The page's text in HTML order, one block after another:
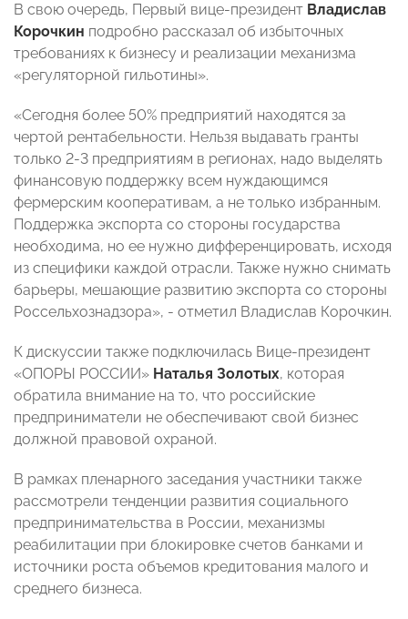
В свою очередь, Первый вице-президент Владислав
Корочкин подробно рассказал об избыточных
требованиях к бизнесу и реализации механизма
«регуляторной гильотины».
«Сегодня более 50% предприятий находятся за
чертой рентабельности. Нельзя выдавать гранты
только 2-3 предприятиям в регионах, надо выделять
финансовую поддержку всем нуждающимся
фермерским кооперативам, а не только избранным.
Поддержка экспорта со стороны государства
необходима, но ее нужно дифференцировать, исходя
из специфики каждой отрасли. Также нужно снимать
барьеры, мешающие развитию экспорта со стороны
Россельхознадзора», - отметил Владислав Корочкин.
К дискуссии также подключилась Вице-президент
«ОПОРЫ РОССИИ» Наталья Золотых, которая
обратила внимание на то, что российские
предприниматели не обеспечивают свой бизнес
должной правовой охраной.
В рамках пленарного заседания участники также
рассмотрели тенденции развития социального
предпринимательства в России, механизмы
реабилитации при блокировке счетов банками и
источники роста объемов кредитования малого и
среднего бизнеса.